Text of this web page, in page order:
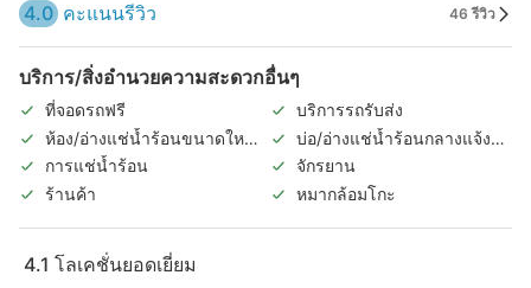
4.0 คะแนนรีวิว 46 รีวิว
บริการ/สิ่งอำนวยความสะดวกอื่นๆ
ที่จอดรถฟรี
บริการรถรับส่ง
ห้อง/อ่างแช่น้ำร้อนขนาดใหญ่
ในร่ม
บ่อ/อ่างแช่น้ำร้อนกลางแจ้ง
(แยกชายหญิง)
การแช่น้ำร้อน
จักรยาน
ร้านค้า
หมากล้อมโกะ
4.1 โลเคชั่นยอดเยี่ยม